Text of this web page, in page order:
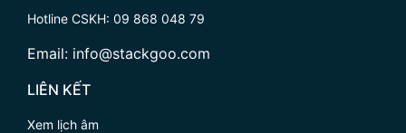
Hotline CSKH: 09 868 048 79
Email: info@stackgoo.com
LIÊN KẾT
Xem lịch âm